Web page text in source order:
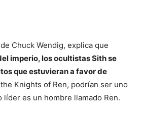
Chuck Wendig, explica que
imperio, los ocultistas Sith se
que estuvieran a favor de
Knights of Ren, podrían ser uno
es un hombre llamado Ren.